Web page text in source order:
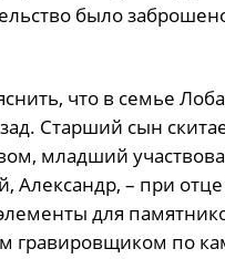
было
что в семье
Старший сын
младший
Александр, – при
для
по